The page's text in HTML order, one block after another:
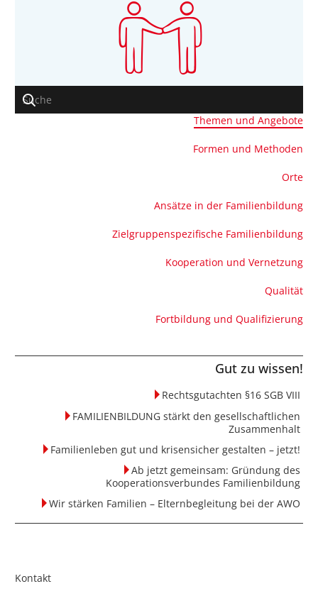
Themen und Angebote
Formen und Methoden
Orte
Ansätze in der Familienbildung
Zielgruppenspezifische Familienbildung
Kooperation und Vernetzung
Qualität
Fortbildung und Qualifizierung
Gut zu wissen!
Rechtsgutachten §16 SGB VIII
FAMILIENBILDUNG stärkt den gesellschaftlichen
Zusammenhalt
Familienleben gut und krisensicher gestalten – jetzt!
Ab jetzt gemeinsam: Gründung des
Kooperationsverbundes Familienbildung
Wir stärken Familien – Elternbegleitung bei der AWO
Kontakt